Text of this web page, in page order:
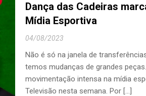
Dança das Cadeiras
Mídia Esportiva
04/08/2023
Não é só na janela de
temos mudanças de grandes
movimentação intensa na mídia
Televisão nesta semana. Por [...]